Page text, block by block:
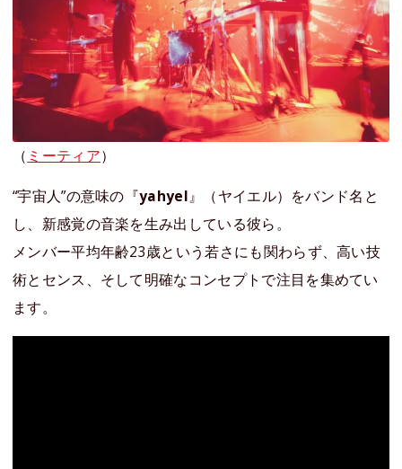
（ ミーティア）
“宇宙人”の意味の『yahyel』（ヤイエル）をバンド名と
し、新感覚の音楽を生み出している彼ら。
メンバー平均年齢23歳という若さにも関わらず、高い技
術とセンス、そして明確なコンセプトで注目を集めてい
ます。